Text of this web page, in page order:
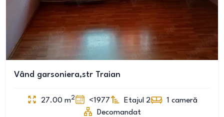
Vând garsoniera,str Traian
27.00 m2 <1977 Etajul 2 1 cameră
Decomandat